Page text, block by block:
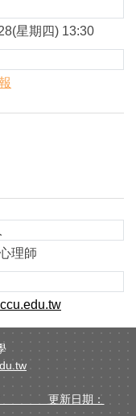
星期四) 13:30
理師
號 更新日期：